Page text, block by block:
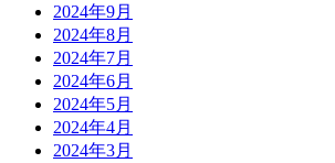
2024年9月
2024年8月
2024年7月
2024年6月
2024年5月
2024年4月
2024年3月